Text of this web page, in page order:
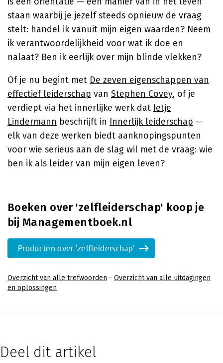
staan waarbij je jezelf steeds opnieuw de vraag
stelt: handel ik vanuit mijn eigen waarden? Neem
ik verantwoordelijkheid voor wat ik doe en
nalaat? Ben ik eerlijk over mijn blinde vlekken?
Of je nu begint met De zeven eigenschappen van
effectief leiderschap van Stephen Covey, of je
verdiept via het innerlijke werk dat Ietje
Lindermann beschrijft in Innerlijk leiderschap —
elk van deze werken biedt aanknopingspunten
voor wie serieus aan de slag wil met de vraag: wie
ben ik als leider van mijn eigen leven?
Boeken over 'zelfleiderschap' koop je
bij Managementboek.nl
Producten over 'zelfleiderschap'
Overzicht van alle trefwoorden - Overzicht van alle uitdagingen
en oplossingen
Deel dit artikel